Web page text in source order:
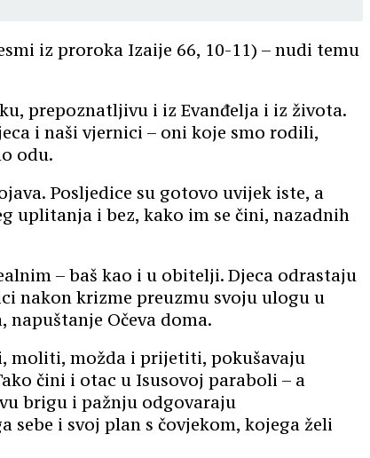
iz proroka Izaije 66, 10-11) – nudi temu
prepoznatljivu i iz Evanđelja i iz života.
i naši vjernici – oni koje smo rodili,
odu.
Posljedice su gotovo uvijek iste, a
uplitanja i bez, kako im se čini, nazadnih
– baš kao i u obitelji. Djeca odrastaju
nakon krizme preuzmu svoju ulogu u
Očeva doma.
moliti, možda i prijetiti, pokušavaju
čini i otac u Isusovoj paraboli – a
brigu i pažnju odgovaraju
i svoj plan s čovjekom, kojega želi